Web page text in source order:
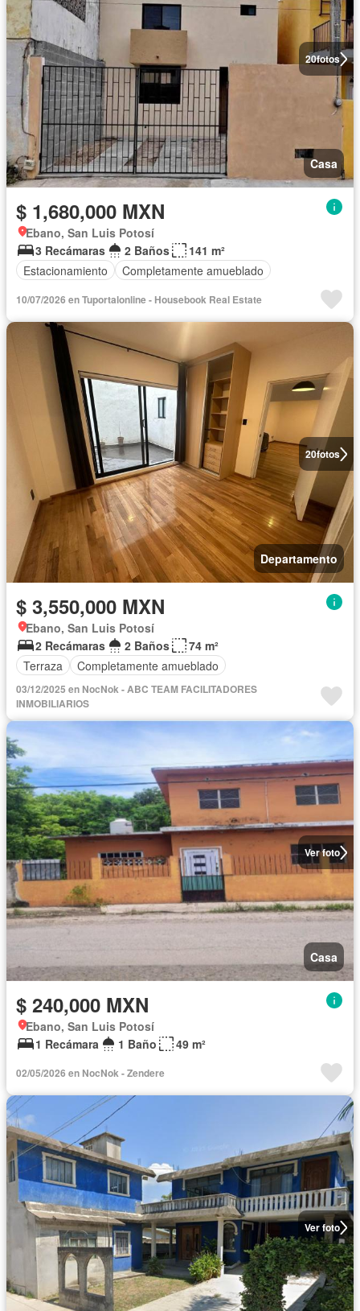
20fotos
Casa
$ 1,680,000 MXN
Ebano, San Luis Potosí
3 Recámaras
2 Baños
141 m²
Estacionamiento
Completamente amueblado
10/07/2026 en Tuportalonline - Housebook Real Estate
20fotos
Departamento
$ 3,550,000 MXN
Ebano, San Luis Potosí
2 Recámaras
2 Baños
74 m²
Terraza
Completamente amueblado
03/12/2025 en NocNok - ABC TEAM FACILITADORES
INMOBILIARIOS
Ver foto
Casa
$ 240,000 MXN
Ebano, San Luis Potosí
1 Recámara
1 Baño 49 m²
02/05/2026 en NocNok - Zendere
Ver foto